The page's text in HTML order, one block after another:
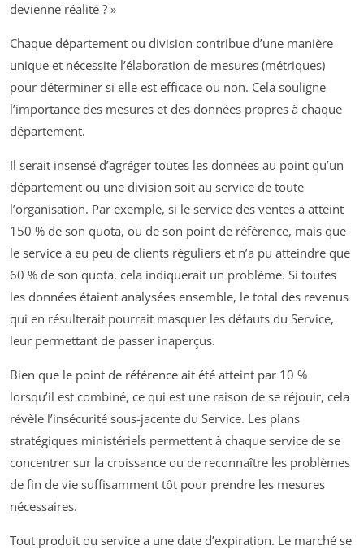
devienne réalité ? »
Chaque département ou division contribue d’une manière
unique et nécessite l’élaboration de mesures (métriques)
pour déterminer si elle est efficace ou non. Cela souligne
l’importance des mesures et des données propres à chaque
département.
Il serait insensé d’agréger toutes les données au point qu’un
département ou une division soit au service de toute
l’organisation. Par exemple, si le service des ventes a atteint
150 % de son quota, ou de son point de référence, mais que
le service a eu peu de clients réguliers et n’a pu atteindre que
60 % de son quota, cela indiquerait un problème. Si toutes
les données étaient analysées ensemble, le total des revenus
qui en résulterait pourrait masquer les défauts du Service,
leur permettant de passer inaperçus.
Bien que le point de référence ait été atteint par 10 %
lorsqu’il est combiné, ce qui est une raison de se réjouir, cela
révèle l’insécurité sous-jacente du Service. Les plans
stratégiques ministériels permettent à chaque service de se
concentrer sur la croissance ou de reconnaître les problèmes
de fin de vie suffisamment tôt pour prendre les mesures
nécessaires.
Tout produit ou service a une date d’expiration. Le marché se